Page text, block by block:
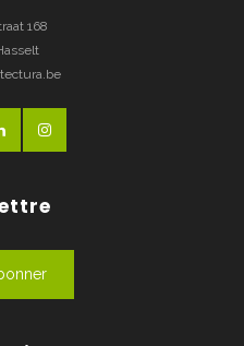
168